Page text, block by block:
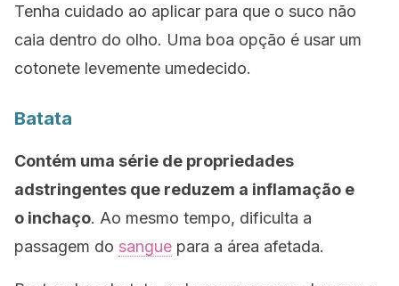
Tenha cuidado ao aplicar para que o suco não
caia dentro do olho. Uma boa opção é usar um
cotonete levemente umedecido.
Batata
Contém uma série de propriedades
adstringentes que reduzem a inflamação e
o inchaço. Ao mesmo tempo, dificulta a
passagem do sangue para a área afetada.